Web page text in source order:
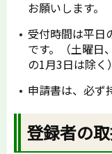
お願いします。
受付時間は平日
です。（土曜日
の1月3日は除く）
申請書は、必ず
登録者の